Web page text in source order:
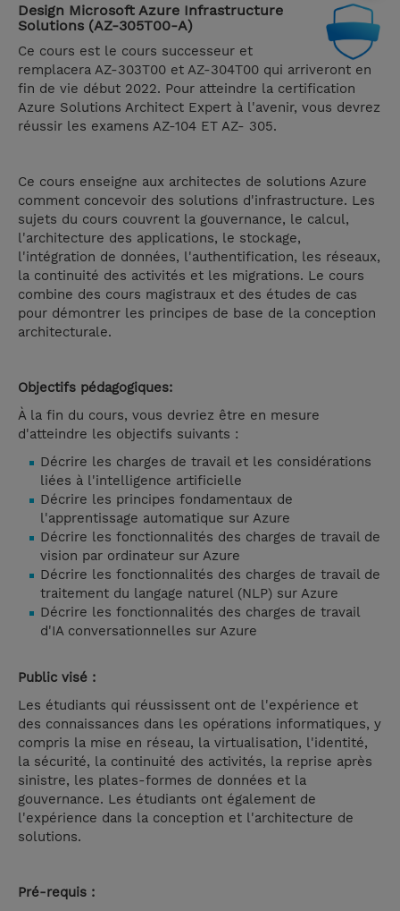
Design Microsoft Azure Infrastructure
Solutions (AZ-305T00-A)
Ce cours est le cours successeur et
remplacera AZ-303T00 et AZ-304T00 qui arriveront en
fin de vie début 2022. Pour atteindre la certification
Azure Solutions Architect Expert à l'avenir, vous devrez
réussir les examens AZ-104 ET AZ- 305.
Ce cours enseigne aux architectes de solutions Azure
comment concevoir des solutions d'infrastructure. Les
sujets du cours couvrent la gouvernance, le calcul,
l'architecture des applications, le stockage,
l'intégration de données, l'authentification, les réseaux,
la continuité des activités et les migrations. Le cours
combine des cours magistraux et des études de cas
pour démontrer les principes de base de la conception
architecturale.
Objectifs pédagogiques:
À la fin du cours, vous devriez être en mesure
d'atteindre les objectifs suivants :
Décrire les charges de travail et les considérations
liées à l'intelligence artificielle
Décrire les principes fondamentaux de
l'apprentissage automatique sur Azure
Décrire les fonctionnalités des charges de travail de
vision par ordinateur sur Azure
Décrire les fonctionnalités des charges de travail de
traitement du langage naturel (NLP) sur Azure
Décrire les fonctionnalités des charges de travail
d'IA conversationnelles sur Azure
Public visé :
Les étudiants qui réussissent ont de l'expérience et
des connaissances dans les opérations informatiques, y
compris la mise en réseau, la virtualisation, l'identité,
la sécurité, la continuité des activités, la reprise après
sinistre, les plates-formes de données et la
gouvernance. Les étudiants ont également de
l'expérience dans la conception et l'architecture de
solutions.
Pré-requis :